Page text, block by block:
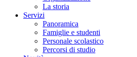
La storia
Servizi
Panoramica
Famiglie e studenti
Personale scolastico
Percorsi di studio